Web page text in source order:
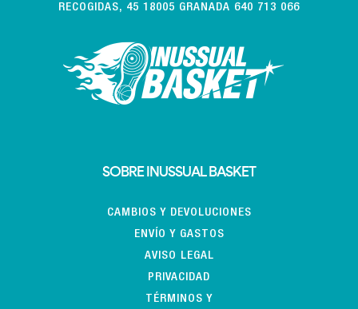
RECOGIDAS, 45 18005 GRANADA 640 713 066
SOBRE INUSSUAL BASKET
CAMBIOS Y DEVOLUCIONES
ENVÍO Y GASTOS
AVISO LEGAL
PRIVACIDAD
TÉRMINOS Y